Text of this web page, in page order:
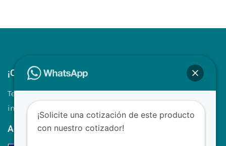
¡Contáctenos!
Tel.: +507 310 0680/81
info@clinilabpanama.com
Aceptamos
¡Solicite una cotización de este producto
con nuestro cotizador!